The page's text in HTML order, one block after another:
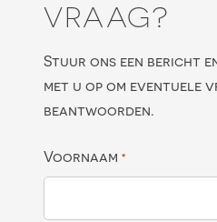
VRAAG?
Stuur ons een bericht
met u op om eventuele
beantwoorden.
Voornaam *